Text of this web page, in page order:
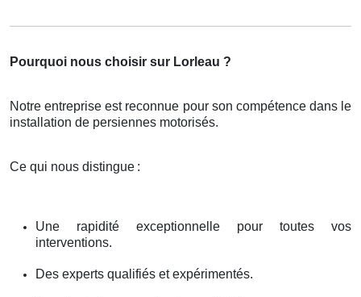
Pourquoi nous choisir sur Lorleau ?
Notre entreprise est reconnue pour son compétence dans le
installation de persiennes motorisés.
Ce qui nous distingue :
Une rapidité exceptionnelle pour toutes vos
interventions.
Des experts qualifiés et expérimentés.